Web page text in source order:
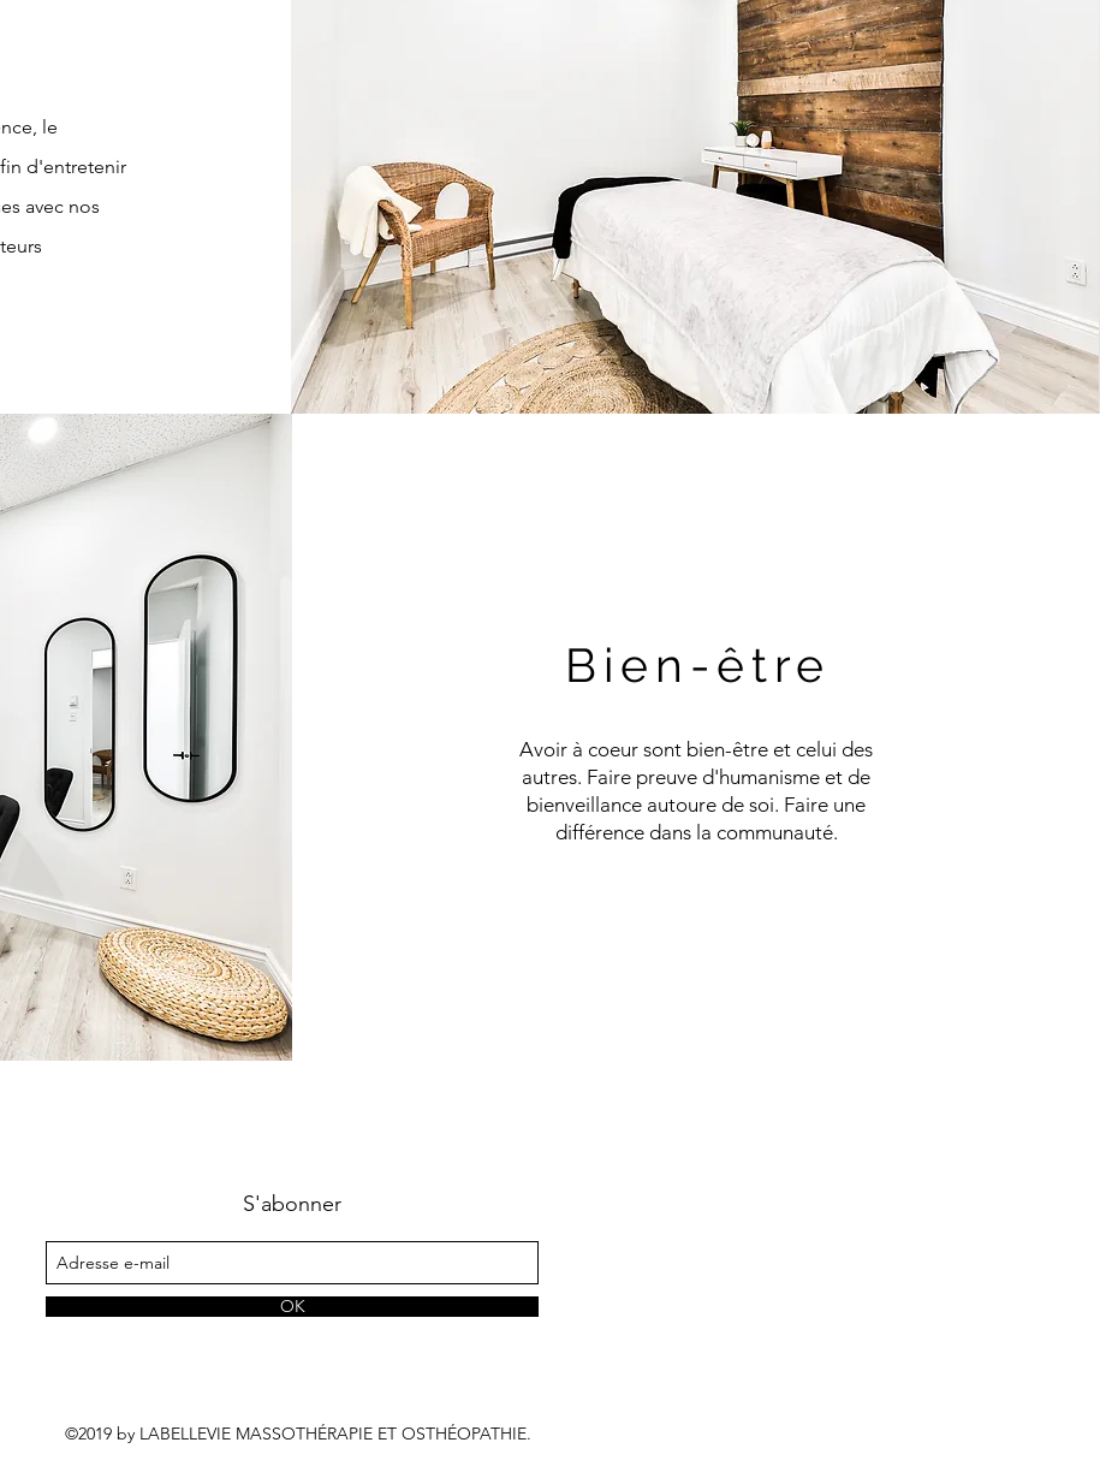
le
d'entretenir
avec nos
Bien-être
Avoir à coeur sont bien-être et celui des
autres. Faire preuve d'humanisme et de
bienveillance autoure de soi. Faire une
différence dans la communauté.
S'abonner
OK
©2019 by LABELLEVIE MASSOTHÉRAPIE ET OSTHÉOPATHIE.